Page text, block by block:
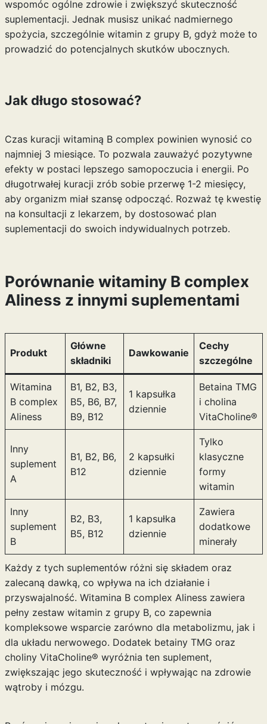
wspomóc ogólne zdrowie i zwiększyć skuteczność
suplementacji. Jednak musisz unikać nadmiernego
spożycia, szczególnie witamin z grupy B, gdyż może to
prowadzić do potencjalnych skutków ubocznych.
Jak długo stosować?
Czas kuracji witaminą B complex powinien wynosić co
najmniej 3 miesiące. To pozwala zauważyć pozytywne
efekty w postaci lepszego samopoczucia i energii. Po
długotrwałej kuracji zrób sobie przerwę 1-2 miesięcy,
aby organizm miał szansę odpocząć. Rozważ tę kwestię
na konsultacji z lekarzem, by dostosować plan
suplementacji do swoich indywidualnych potrzeb.
Porównanie witaminy B complex
Aliness z innymi suplementami
Produkt
Główne
składniki
Dawkowanie
Cechy
szczególne
Witamina
B complex
Aliness
B1, B2, B3,
B5, B6, B7,
B9, B12
1 kapsułka
dziennie
Betaina TMG
i cholina
VitaCholine®
Inny
suplement
A
B1, B2, B6,
B12
2 kapsułki
dziennie
Tylko
klasyczne
formy
witamin
Inny
suplement
B
B2, B3,
B5, B12
1 kapsułka
dziennie
Zawiera
dodatkowe
minerały
Każdy z tych suplementów różni się składem oraz
zalecaną dawką, co wpływa na ich działanie i
przyswajalność. Witamina B complex Aliness zawiera
pełny zestaw witamin z grupy B, co zapewnia
kompleksowe wsparcie zarówno dla metabolizmu, jak i
dla układu nerwowego. Dodatek betainy TMG oraz
choliny VitaCholine® wyróżnia ten suplement,
zwiększając jego skuteczność i wpływając na zdrowie
wątroby i mózgu.